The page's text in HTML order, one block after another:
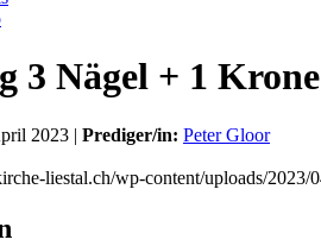
3 Nägel + 1 Krone
2023 | Prediger/in: Peter Gloor